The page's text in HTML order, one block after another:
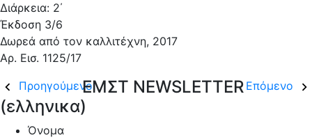
Διάρκεια: 2΄
Έκδοση 3/6
Δωρεά από τον καλλιτέχνη, 2017
Αρ. Εισ. 1125/17
Προηγούμενο
Επόμενο
ΕΜΣΤ NEWSLETTER
(ελληνικα)
Όνομα